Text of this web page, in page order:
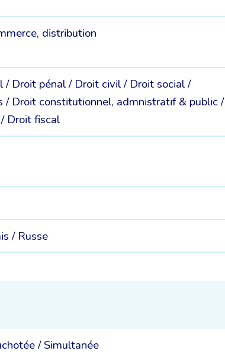
distribution
/ Droit pénal / Droit civil / Droit social /
/ Droit constitutionnel, admnistratif & public /
Droit fiscal
/ Russe
/Simultanée